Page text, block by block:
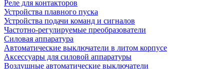
Реле для контакторов
Устройства плавного пуска
Устройства подачи команд и сигналов
Частотно-регулируемые преобразователи
Силовая аппаратура
Автоматические выключатели в литом корпусе
Аксессуары для силовой аппаратуры
Воздушные автоматические выключатели